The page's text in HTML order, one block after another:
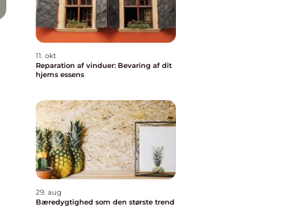
11. okt
Reparation af vinduer: Bevaring af dit
hjems essens
29. aug
Bæredygtighed som den største trend